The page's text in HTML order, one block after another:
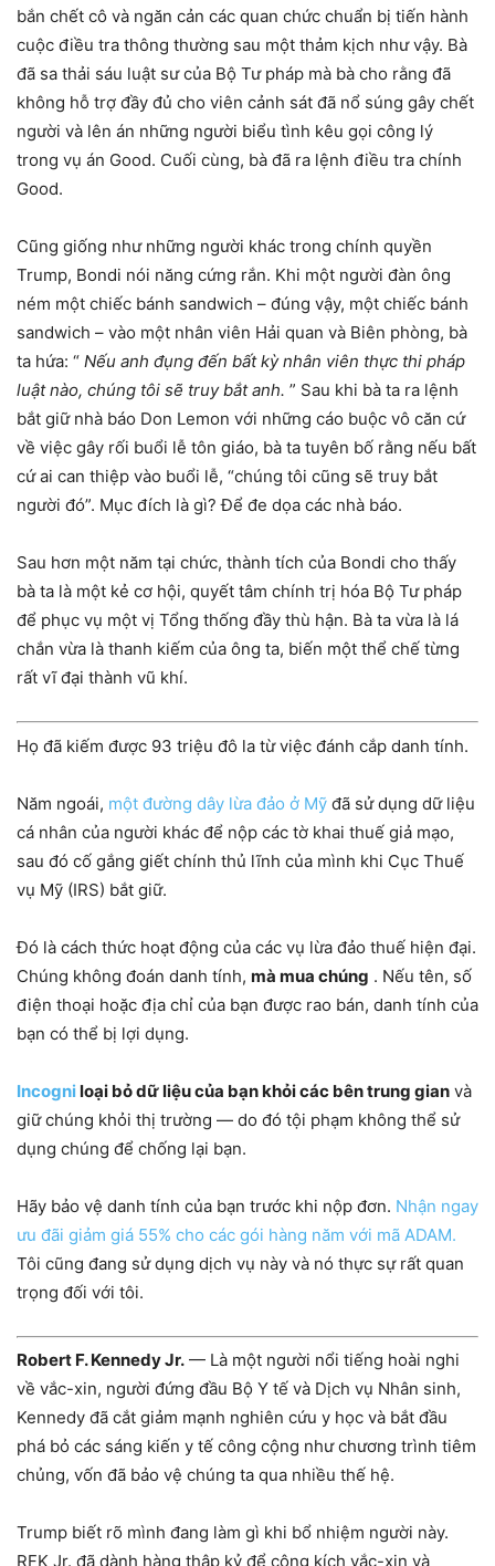
bắn chết cô và ngăn cản các quan chức chuẩn bị tiến hành
cuộc điều tra thông thường sau một thảm kịch như vậy. Bà
đã sa thải sáu luật sư của Bộ Tư pháp mà bà cho rằng đã
không hỗ trợ đầy đủ cho viên cảnh sát đã nổ súng gây chết
người và lên án những người biểu tình kêu gọi công lý
trong vụ án Good. Cuối cùng, bà đã ra lệnh điều tra chính
Good.
Cũng giống như những người khác trong chính quyền
Trump, Bondi nói năng cứng rắn. Khi một người đàn ông
ném một chiếc bánh sandwich – đúng vậy, một chiếc bánh
sandwich – vào một nhân viên Hải quan và Biên phòng, bà
ta hứa: “ Nếu anh đụng đến bất kỳ nhân viên thực thi pháp
luật nào, chúng tôi sẽ truy bắt anh. ” Sau khi bà ta ra lệnh
bắt giữ nhà báo Don Lemon với những cáo buộc vô căn cứ
về việc gây rối buổi lễ tôn giáo, bà ta tuyên bố rằng nếu bất
cứ ai can thiệp vào buổi lễ, “chúng tôi cũng sẽ truy bắt
người đó”. Mục đích là gì? Để đe dọa các nhà báo.
Sau hơn một năm tại chức, thành tích của Bondi cho thấy
bà ta là một kẻ cơ hội, quyết tâm chính trị hóa Bộ Tư pháp
để phục vụ một vị Tổng thống đầy thù hận. Bà ta vừa là lá
chắn vừa là thanh kiếm của ông ta, biến một thể chế từng
rất vĩ đại thành vũ khí.
Họ đã kiếm được 93 triệu đô la từ việc đánh cắp danh tính.
Năm ngoái, một đường dây lừa đảo ở Mỹ đã sử dụng dữ liệu
cá nhân của người khác để nộp các tờ khai thuế giả mạo,
sau đó cố gắng giết chính thủ lĩnh của mình khi Cục Thuế
vụ Mỹ (IRS) bắt giữ.
Đó là cách thức hoạt động của các vụ lừa đảo thuế hiện đại.
Chúng không đoán danh tính, mà mua chúng . Nếu tên, số
điện thoại hoặc địa chỉ của bạn được rao bán, danh tính của
bạn có thể bị lợi dụng.
Incogniloại bỏ dữ liệu của bạn khỏi các bên trung gian và
giữ chúng khỏi thị trường — do đó tội phạm không thể sử
dụng chúng để chống lại bạn.
Hãy bảo vệ danh tính của bạn trước khi nộp đơn. Nhận ngay
ưu đãi giảm giá 55% cho các gói hàng năm với mã ADAM.
Tôi cũng đang sử dụng dịch vụ này và nó thực sự rất quan
trọng đối với tôi.
Robert F. Kennedy Jr. — Là một người nổi tiếng hoài nghi
về vắc-xin, người đứng đầu Bộ Y tế và Dịch vụ Nhân sinh,
Kennedy đã cắt giảm mạnh nghiên cứu y học và bắt đầu
phá bỏ các sáng kiến ​​y tế công cộng như chương trình tiêm
chủng, vốn đã bảo vệ chúng ta qua nhiều thế hệ.
Trump biết rõ mình đang làm gì khi bổ nhiệm người này.
RFK Jr. đã dành hàng thập kỷ để công kích vắc-xin và